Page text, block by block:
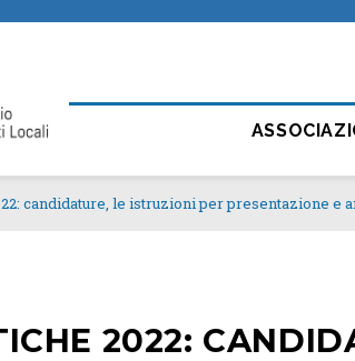
candidature, le istruzioni per presentazione e
2022: